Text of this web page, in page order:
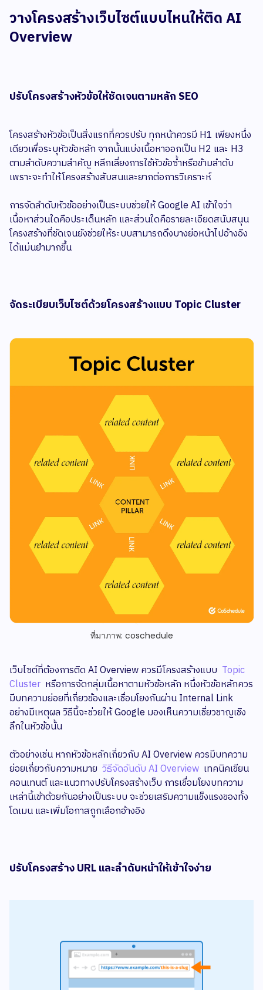
วางโครงสร้างเว็บไซต์แบบไหนให้ติด AI
Overview
ปรับโครงสร้างหัวข้อให้ชัดเจนตามหลัก SEO
โครงสร้างหัวข้อเป็นสิ่งแรกที่ควรปรับ ทุกหน้าควรมี H1 เพียงหนึ่ง
เดียวเพื่อระบุหัวข้อหลัก จากนั้นแบ่งเนื้อหาออกเป็น H2 และ H3
ตามลำดับความสำคัญ หลีกเลี่ยงการใช้หัวข้อซ้ำหรือข้ามลำดับ
เพราะจะทำให้โครงสร้างสับสนและยากต่อการวิเคราะห์
การจัดลำดับหัวข้ออย่างเป็นระบบช่วยให้ Google AI เข้าใจว่า
เนื้อหาส่วนใดคือประเด็นหลัก และส่วนใดคือรายละเอียดสนับสนุน
โครงสร้างที่ชัดเจนยังช่วยให้ระบบสามารถดึงบางย่อหน้าไปอ้างอิง
ได้แม่นยำมากขึ้น
จัดระเบียบเว็บไซต์ด้วยโครงสร้างแบบ Topic Cluster
ที่มาภาพ: coschedule
เว็บไซต์ที่ต้องการติด AI Overview ควรมีโครงสร้างแบบ Topic
Cluster หรือการจัดกลุ่มเนื้อหาตามหัวข้อหลัก หนึ่งหัวข้อหลักควร
มีบทความย่อยที่เกี่ยวข้องและเชื่อมโยงกันผ่าน Internal Link
อย่างมีเหตุผล วิธีนี้จะช่วยให้ Google มองเห็นความเชี่ยวชาญเชิง
ลึกในหัวข้อนั้น
ตัวอย่างเช่น หากหัวข้อหลักเกี่ยวกับ AI Overview ควรมีบทความ
ย่อยเกี่ยวกับความหมาย วิธีจัดอันดับ AI Overview เทคนิคเขียน
คอนเทนต์ และแนวทางปรับโครงสร้างเว็บ การเชื่อมโยงบทความ
เหล่านี้เข้าด้วยกันอย่างเป็นระบบ จะช่วยเสริมความแข็งแรงของทั้ง
โดเมน และเพิ่มโอกาสถูกเลือกอ้างอิง
ปรับโครงสร้าง URL และลำดับหน้าให้เข้าใจง่าย